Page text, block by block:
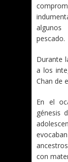
pescado.
Durante
a los
Chan de
En el
génesis
con